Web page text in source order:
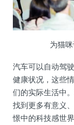
为猫
汽车可以自动驾
健康状况，这些
们的实际生活中
找到更多有意义
憬中的科技感世